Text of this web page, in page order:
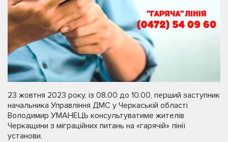
23 жовтня 2023 року, із 08.00 до 10.00, перший заступник
начальника Управління ДМС у Черкаській області
Володимир УМАНЕЦЬ консультуватиме жителів
Черкащини з міграційних питань на «гарячій» лінії
установи.